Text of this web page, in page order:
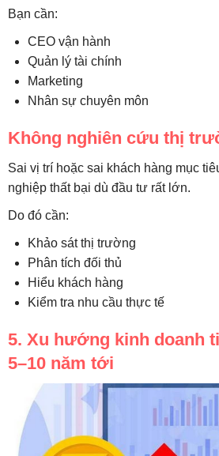
Bạn cần:
CEO vận hành
Quản lý tài chính
Marketing
Nhân sự chuyên môn
Không nghiên cứu thị
Sai vị trí hoặc sai khách hàng mục
nghiệp thất bại dù đầu tư rất lớn.
Do đó cần:
Khảo sát thị trường
Phân tích đối thủ
Hiểu khách hàng
Kiểm tra nhu cầu thực tế
5. Xu hướng kinh doanh
5–10 năm tới